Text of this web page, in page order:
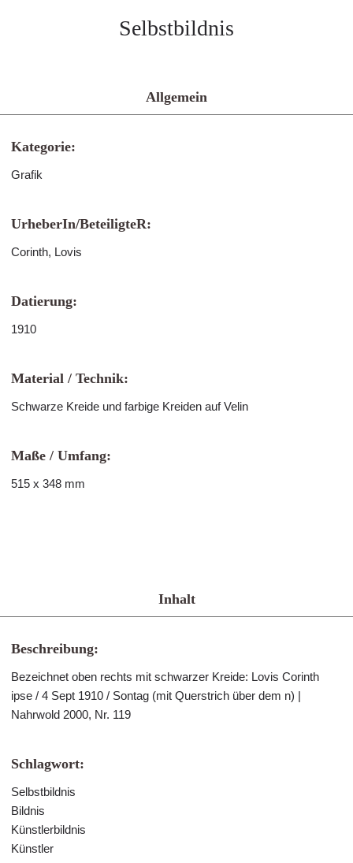
Selbstbildnis
Allgemein
Kategorie:
Grafik
UrheberIn/BeteiligteR:
Corinth, Lovis
Datierung:
1910
Material / Technik:
Schwarze Kreide und farbige Kreiden auf Velin
Maße / Umfang:
515 x 348 mm
Inhalt
Beschreibung:
Bezeichnet oben rechts mit schwarzer Kreide: Lovis Corinth
ipse / 4 Sept 1910 / Sontag (mit Querstrich über dem n) |
Nahrwold 2000, Nr. 119
Schlagwort:
Selbstbildnis
Bildnis
Künstlerbildnis
Künstler